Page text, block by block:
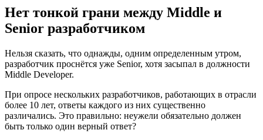
Нет тонкой грани между Middle и
Senior разработчиком
Нельзя сказать, что однажды, одним определенным утром,
разработчик проснётся уже Senior, хотя засыпал в должности
Middle Developer.
При опросе нескольких разработчиков, работающих в отрасли
более 10 лет, ответы каждого из них существенно
различались. Это правильно: неужели обязательно должен
быть только один верный ответ?